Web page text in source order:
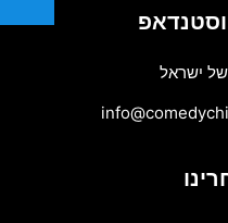
וסטנדאפ
של ישראל